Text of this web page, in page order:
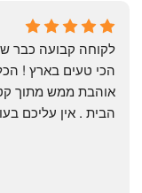
Bendarker
6 months ago
הבית . אין עליכם